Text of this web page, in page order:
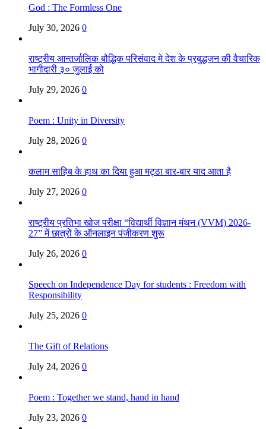
God : The Formless One
July 30, 2026 0
राष्ट्रीय आन्तर्जालिक बौद्धिक परिसंवाद मे देश के प्रबुद्धजन की वैचारिक
भागीदारी ३० जुलाई को
July 29, 2026 0
Poem : Unity in Diversity
July 28, 2026 0
कलाम साहिब के हाथ का दिया हुआ मट्ठा बार-बार याद आता है
July 27, 2026 0
राष्ट्रीय प्रतिभा खोज परीक्षा “विद्यार्थी विज्ञान मंथन (VVM) 2026-
27” में छात्रों के ऑनलाइन पंजीकरण शुरू
July 26, 2026 0
Speech on Independence Day for students : Freedom with
Responsibility
July 25, 2026 0
The Gift of Relations
July 24, 2026 0
Poem : Together we stand, hand in hand
July 23, 2026 0